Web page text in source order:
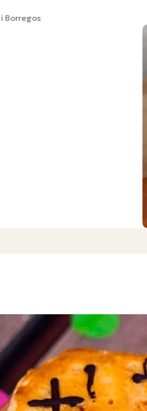
Borregos